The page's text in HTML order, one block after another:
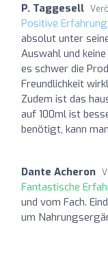
P. Taggesell
Positive Erfahrung:
absolut unter
Auswahl und
es schwer die
Freundlichkeit
Zudem ist das
auf 100ml ist
benötigt, kann
Dante Acheron
Fantastische
und vom Fach.
um